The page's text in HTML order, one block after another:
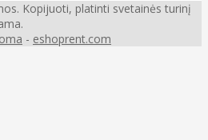
Kopijuoti, platinti svetainės turinį
- eshoprent.com